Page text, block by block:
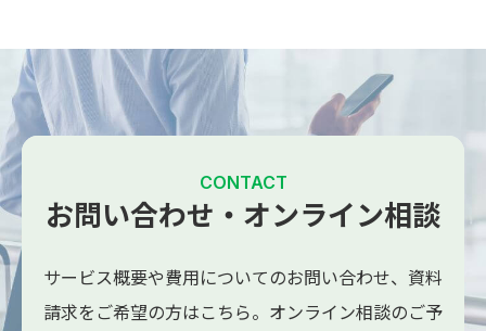
CONTACT
お問い合わせ・オンライン相談
サービス概要や費用についてのお問い合わせ、 資料
請求をご希望の方はこちら。 オンライン相談のご予